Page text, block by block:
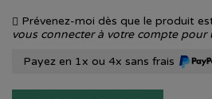
Prévenez-moi dès que le produit
vous connecter à votre compte pour
Payez en 1x ou 4x sans frais